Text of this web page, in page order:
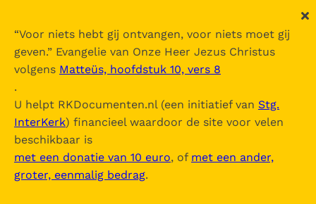
“Voor niets hebt gij ontvangen, voor niets moet gij
geven.” Evangelie van Onze Heer Jezus Christus
volgens Matteüs, hoofdstuk 10, vers 8
.
U helpt RKDocumenten.nl (een initiatief van Stg.
InterKerk) financieel waardoor de site voor velen
beschikbaar is
met een donatie van 10 euro, of met een ander,
groter, eenmalig bedrag.
Nova Vulgata
Inhoudsopgave
uitklappen
- Vetus Testamentum